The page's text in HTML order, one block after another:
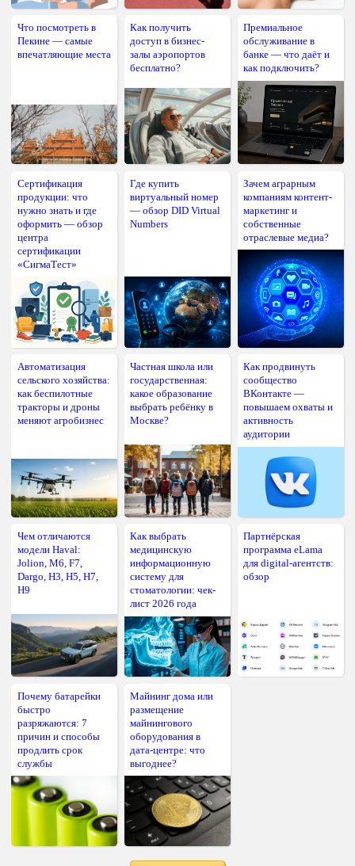
Что посмотреть в
Пекине — самые
впечатляющие места
Как получить
доступ в бизнес-
залы аэропортов
бесплатно?
Премиальное
обслуживание в
банке — что даёт и
как подключить?
Сертификация
продукции: что
нужно знать и где
оформить — обзор
центра
сертификации
«СигмаТест»
Где купить
виртуальный номер
— обзор DID Virtual
Numbers
Зачем аграрным
компаниям контент-
маркетинг и
собственные
отраслевые медиа?
Автоматизация
сельского хозяйства:
как беспилотные
тракторы и дроны
меняют агробизнес
Частная школа или
государственная:
какое образование
выбрать ребёнку в
Москве?
Как продвинуть
сообщество
ВКонтакте —
повышаем охваты и
активность
аудитории
Чем отличаются
модели Haval:
Jolion, M6, F7,
Dargo, H3, H5, H7,
H9
Как выбрать
медицинскую
информационную
систему для
стоматологии: чек-
лист 2026 года
Партнёрская
программа eLama
для digital-агентств:
обзор
Почему батарейки
быстро
разряжаются: 7
причин и способы
продлить срок
службы
Майнинг дома или
размещение
майнингового
оборудования в
дата-центре: что
выгоднее?